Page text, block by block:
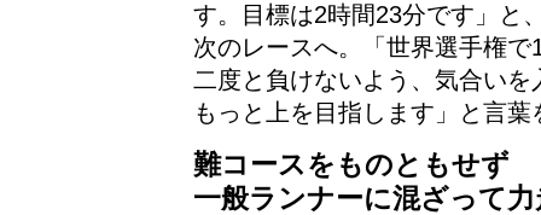
す。目標は2時間23分です」と
次のレースへ。「世界選手権で
二度と負けないよう、気合いを
もっと上を目指します」と言葉
難コースをものともせず
一般ランナーに混ざって力